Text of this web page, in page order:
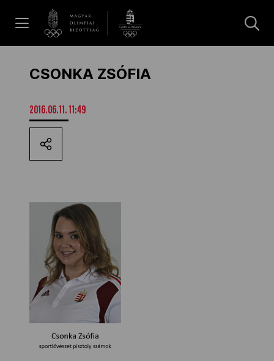
Hírek
Galéria
Dakar 2026
Los Angeles 2028
MOB
Kettőskarrier-program
NOB
CSONKA ZSÓFIA
2016.06.11. 11:49